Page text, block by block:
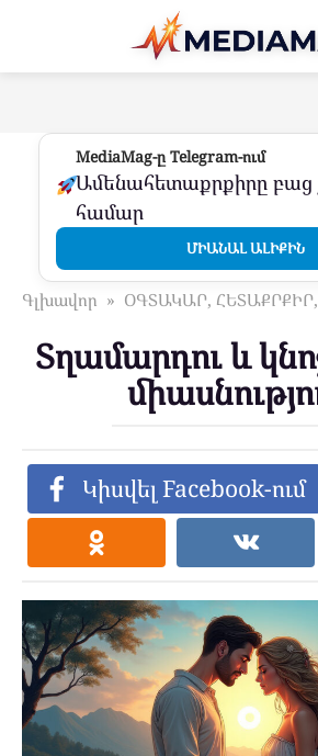
Перейти
контенту
MediaMag-ը Telegram-ում
Ամենահետաքրքիրը բաց
համար
ՄԻԱՆԱԼ ԱԼԻՔԻՆ
Գլխավոր » ՕԳՏԱԿԱՐ,
Տղամարդու և
Կիսվել Facebook-ում